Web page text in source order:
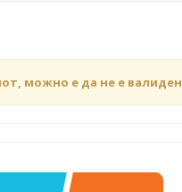
можно е да не е валиден